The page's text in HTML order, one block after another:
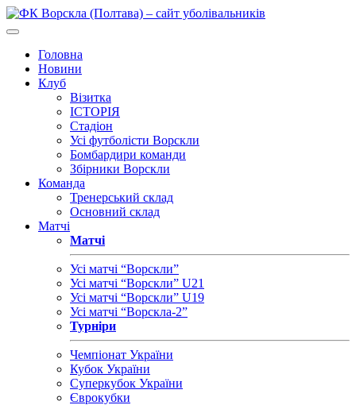
Головна
Новини
Клуб
Візитка
ІСТОРІЯ
Стадіон
Усі футболісти Ворскли
Бомбардири команди
Збірники Ворскли
Команда
Тренерський склад
Основний склад
Матчі
Матчі
Усі матчі “Ворскли”
Усі матчі “Ворскли” U21
Усі матчі “Ворскли” U19
Усі матчі “Ворскла-2”
Турніри
Чемпіонат України
Кубок України
Суперкубок України
Єврокубки